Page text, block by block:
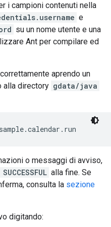
i campioni contenuti nella
e
su un nome utente e una
Ant per compilare ed
aprendo un
alla directory gdata/java
o messaggi di avviso,
alla fine. Se
consulta la sezione
digitando: